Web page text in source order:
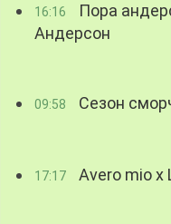
16:16
Пора
Андерсон
09:58 Сезон
17:17 Avero mio x